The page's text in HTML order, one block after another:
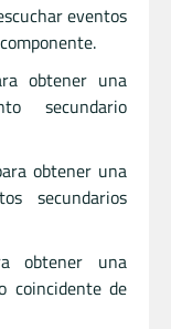
eventos
obtener una
secundario
obtener una
secundarios
obtener una
coincidente de